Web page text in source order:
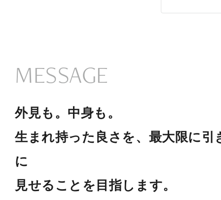
MESSAGE
外見も。中身も。
生まれ持った良さを、最大限に引
に
見せることを目指します。